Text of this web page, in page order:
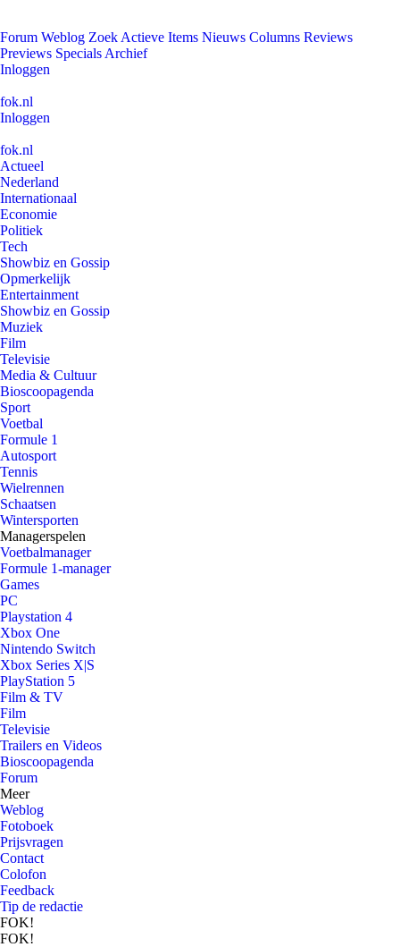
Forum Weblog Zoek Actieve Items Nieuws Columns Reviews
Previews Specials Archief
Inloggen
fok.nl
Inloggen
fok.nl
Actueel
Nederland
Internationaal
Economie
Politiek
Tech
Showbiz en Gossip
Opmerkelijk
Entertainment
Showbiz en Gossip
Muziek
Film
Televisie
Media & Cultuur
Bioscoopagenda
Sport
Voetbal
Formule 1
Autosport
Tennis
Wielrennen
Schaatsen
Wintersporten
Managerspelen
Voetbalmanager
Formule 1-manager
Games
PC
Playstation 4
Xbox One
Nintendo Switch
Xbox Series X|S
PlayStation 5
Film & TV
Film
Televisie
Trailers en Videos
Bioscoopagenda
Forum
Meer
Weblog
Fotoboek
Prijsvragen
Contact
Colofon
Feedback
Tip de redactie
FOK!
FOK!